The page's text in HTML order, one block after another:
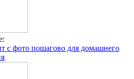
с фото пошагово для домашнего